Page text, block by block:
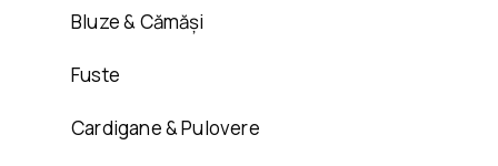
Bluze & Cămăși
Fuste
Cardigane & Pulovere